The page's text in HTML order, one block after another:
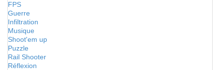
FPS
Guerre
Infiltration
Musique
Shoot'em up
Puzzle
Rail Shooter
Réflexion